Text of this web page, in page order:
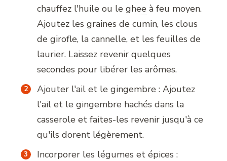
chauffez l'huile ou le ghee à feu moyen.
Ajoutez les graines de cumin, les clous
de girofle, la cannelle, et les feuilles de
laurier. Laissez revenir quelques
secondes pour libérer les arômes.
Ajouter l'ail et le gingembre : Ajoutez
l'ail et le gingembre hachés dans la
casserole et faites-les revenir jusqu'à ce
qu'ils dorent légèrement.
Incorporer les légumes et épices :